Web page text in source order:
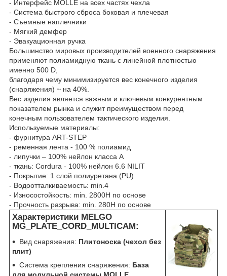
- Интерфейс MOLLE на всех частях чехла
- Система быстрого сброса боковая и плечевая
- Съемные наплечники
- Мягкий демфер
- Эвакуационная ручка
Большинство мировых производителей военного снаряжения
применяют полиамидную ткань с линейной плотностью
именно 500 D,
благодаря чему минимизируется вес конечного изделия
(снаряжения) ~ на 40%.
Вес изделия является важным и ключевым конкурентным
показателем рынка и служит преимуществом перед
конечным пользователем тактического изделия.
Используемые материалы:
- фурнитура ART-STEP
- ременная лента - 100 % полиамид
- липучки – 100% нейлон класса А
- ткань: Cordura - 100% нейлон 6.6 NILIT
- Покрытие: 1 слой полиуретана (PU)
- Водоотталкиваемость: min.4
- Износостойкость: min. 2800H по основе
- Прочность разрыва: min. 280H по основе
Характеристики MELGO
MG_PLATE_CORD_MULTICAM:
Вид снаряжения: Плитоноска (чехол без
плит)
Система крепления снаряжения: База